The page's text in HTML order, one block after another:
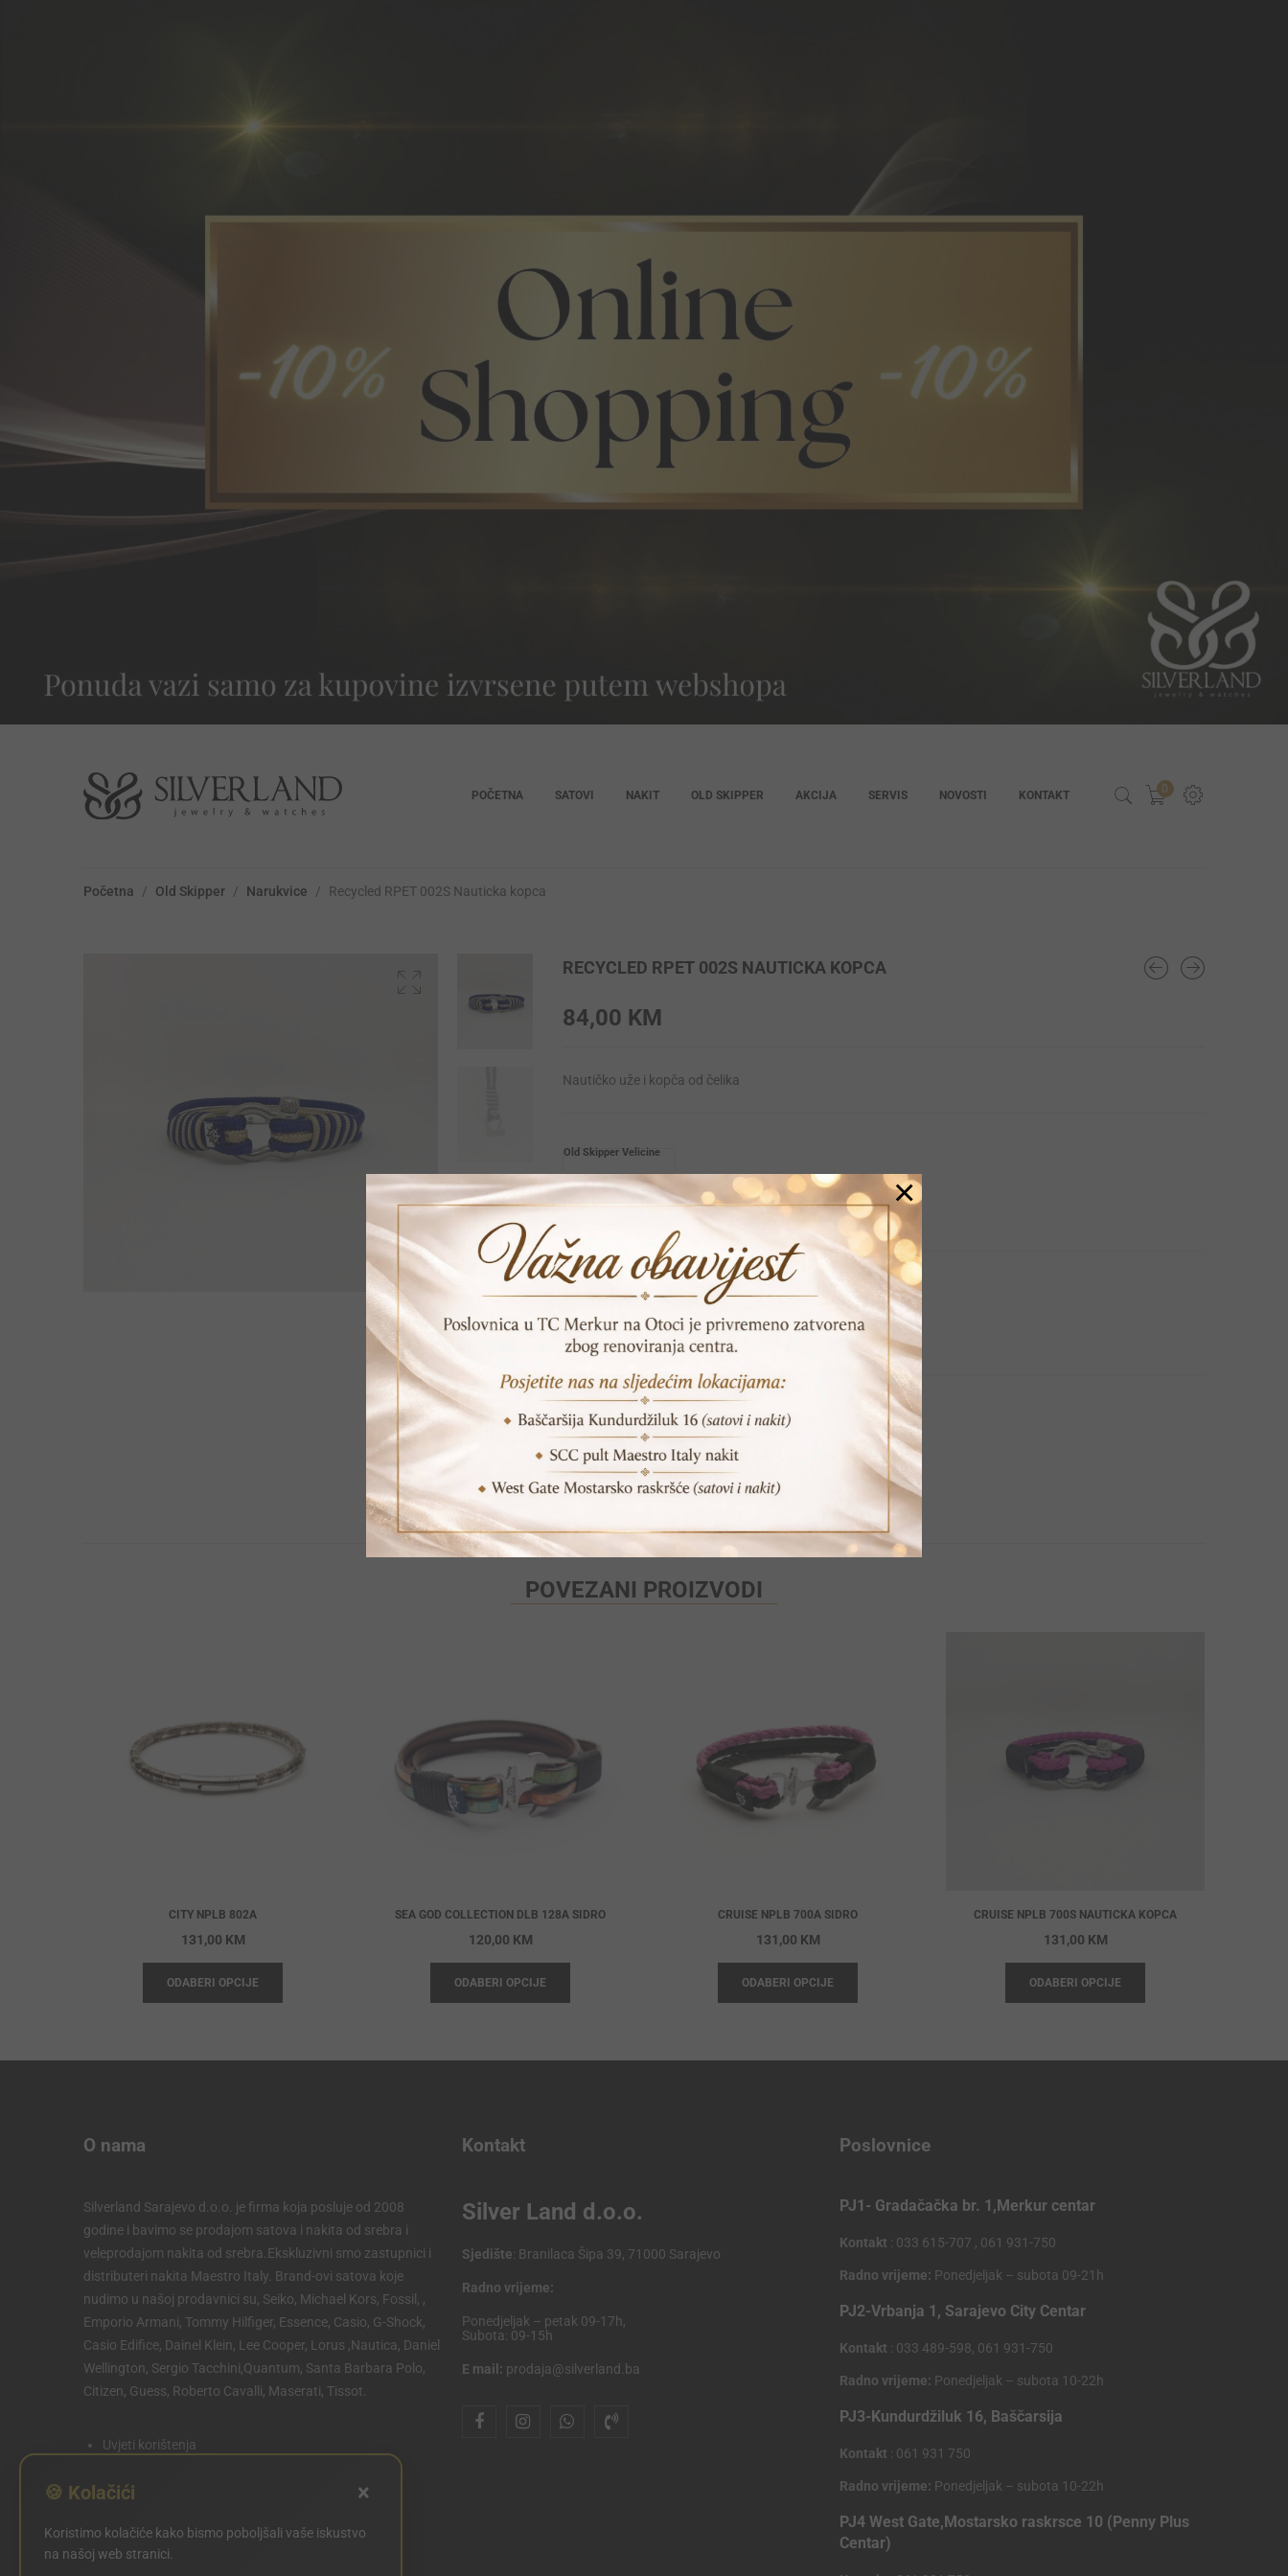
POČETNA SATOVI NAKIT OLD SKIPPER AKCIJA SERVIS NOVOSTI KONTAKT 0
Početna / Old Skipper / Narukvice / Recycled RPET 002S Nauticka kopca
RECYCLED RPET 002S NAUTICKA KOPCA
84,00 KM
Nautičko uže i kopča od čelika
Old Skipper Velicine
DODAJ U KORPU
RPET 002S
Print Pošalji prijatelju
POVEZANI PROIZVODI
CITY NPLB 802A
131,00 KM
ODABERI OPCIJE
SEA GOD COLLECTION DLB 128A SIDRO
120,00 KM
ODABERI OPCIJE
CRUISE NPLB 700A SIDRO
131,00 KM
ODABERI OPCIJE
CRUISE NPLB 700S NAUTICKA KOPCA
131,00 KM
ODABERI OPCIJE
O nama
Silverland Sarajevo d.o.o. je firma koja posluje od 2008
godine i bavimo se prodajom satova i nakita od srebra i
veleprodajom nakita od srebra.Ekskluzivni smo zastupnici i
distributeri nakita Maestro Italy. Brand-ovi satova koje
nudimo u našoj prodavnici su, Seiko, Michael Kors, Fossil, ,
Emporio Armani, Tommy Hilfiger, Essence, Casio, G-Shock,
Casio Edifice, Dainel Klein, Lee Cooper, Lorus ,Nautica, Daniel
Wellington, Sergio Tacchini,Quantum, Santa Barbara Polo,
Citizen, Guess, Roberto Cavalli, Maserati, Tissot.
Uvjeti korištenja
Politika kolačića
POSTAVKE KOLAČIĆA
Kontakt
Silver Land d.o.o.
Sjedište: Branilaca Šipa 39, 71000 Sarajevo
Radno vrijeme:
Ponedjeljak – petak 09-17h,
Subota: 09-15h
E mail: prodaja@silverland.ba
Poslovnice
PJ1- Gradačačka br. 1,Merkur centar
Kontakt : 033 615-707 , 061 931-750
Radno vrijeme: Ponedjeljak – subota 09-21h
PJ2-Vrbanja 1, Sarajevo City Centar
Kontakt : 033 489-598, 061 931-750
Radno vrijeme: Ponedjeljak – subota 10-22h
PJ3-Kundurdžiluk 16, Baščarsija
Kontakt : 061 931 750
Radno vrijeme: Ponedjeljak – subota 10-22h
PJ4 West Gate,Mostarsko raskrsce 10 (Penny Plus
Centar)
🍪 Kolačići ×
Koristimo kolačiće kako bismo poboljšali vaše iskustvo
na našoj web stranici.
×